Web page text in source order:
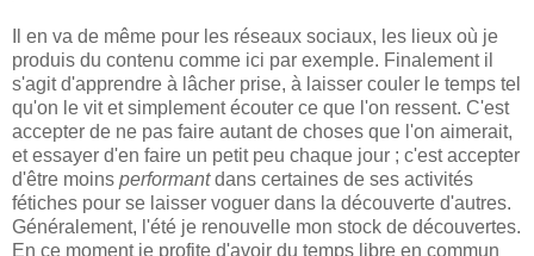
Il en va de même pour les réseaux sociaux, les lieux où je
produis du contenu comme ici par exemple. Finalement il
s'agit d'apprendre à lâcher prise, à laisser couler le temps tel
qu'on le vit et simplement écouter ce que l'on ressent. C'est
accepter de ne pas faire autant de choses que l'on aimerait,
et essayer d'en faire un petit peu chaque jour ; c'est accepter
d'être moins performantdans certaines de ses activités
fétiches pour se laisser voguer dans la découverte d'autres.
Généralement, l'été je renouvelle mon stock de découvertes.
En ce moment je profite d'avoir du temps libre en commun